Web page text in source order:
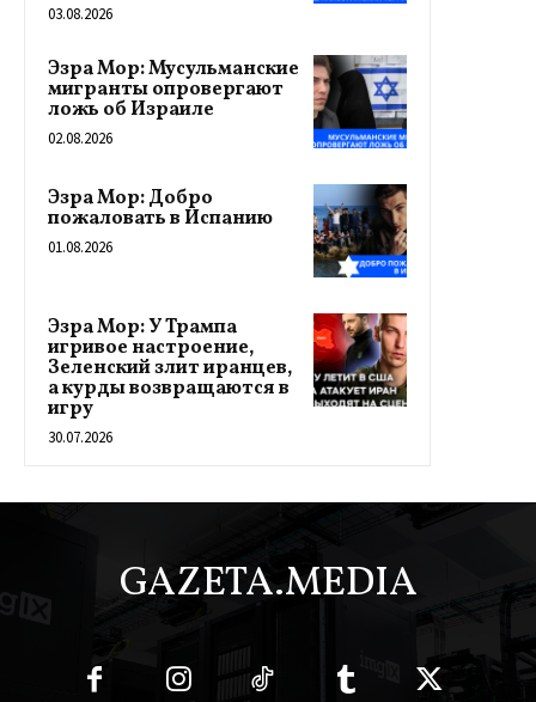
03.08.2026
Эзра Мор: Мусульманские
мигранты опровергают
ложь об Израиле
02.08.2026
Эзра Мор: Добро
пожаловать в Испанию
01.08.2026
Эзра Мор: У Трампа
игривое настроение,
Зеленский злит иранцев,
а курды возвращаются в
игру
30.07.2026
GAZETA.MEDIA